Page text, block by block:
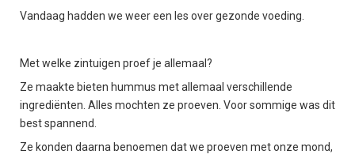
Vandaag hadden we weer een les over gezonde voeding.
Met welke zintuigen proef je allemaal?
Ze maakte bieten hummus met allemaal verschillende
ingrediënten. Alles mochten ze proeven. Voor sommige was dit
best spannend.
Ze konden daarna benoemen dat we proeven met onze mond,